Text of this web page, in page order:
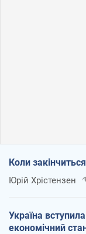
Коли
Юрій Хрістензен
Україна
економічний